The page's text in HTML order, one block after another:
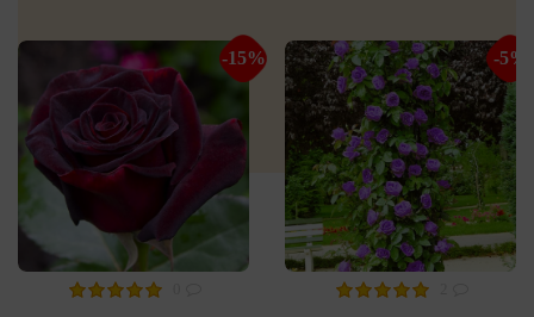
-15% -5%